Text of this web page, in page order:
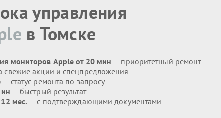
управления
в Томске
мониторов Apple от 20 мин — приоритетный ремонт
свежие акции и спецпредложения
— статус ремонта по запросу
— быстрый результат
мес. — с подтверждающими документами